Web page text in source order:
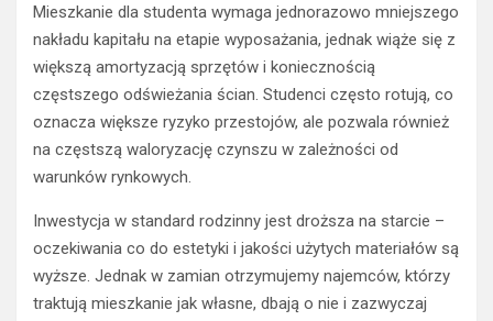
Mieszkanie dla studenta wymaga jednorazowo mniejszego
nakładu kapitału na etapie wyposażania, jednak wiąże się z
większą amortyzacją sprzętów i koniecznością
częstszego odświeżania ścian. Studenci często rotują, co
oznacza większe ryzyko przestojów, ale pozwala również
na częstszą waloryzację czynszu w zależności od
warunków rynkowych.
Inwestycja w standard rodzinny jest droższa na starcie –
oczekiwania co do estetyki i jakości użytych materiałów są
wyższe. Jednak w zamian otrzymujemy najemców, którzy
traktują mieszkanie jak własne, dbają o nie i zazwyczaj